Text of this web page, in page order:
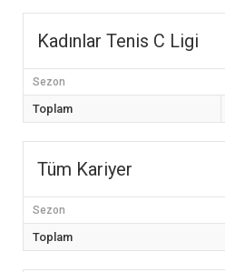
Kadınlar Tenis C Ligi
Sezon
Toplam
Tüm Kariyer
Sezon
Toplam